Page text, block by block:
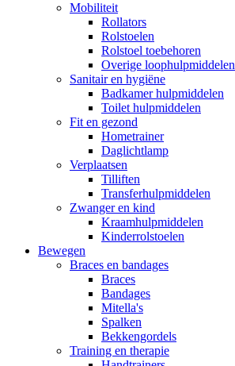
Mobiliteit
Rollators
Rolstoelen
Rolstoel toebehoren
Overige loophulpmiddelen
Sanitair en hygiëne
Badkamer hulpmiddelen
Toilet hulpmiddelen
Fit en gezond
Hometrainer
Daglichtlamp
Verplaatsen
Tilliften
Transferhulpmiddelen
Zwanger en kind
Kraamhulpmiddelen
Kinderrolstoelen
Bewegen
Braces en bandages
Braces
Bandages
Mitella's
Spalken
Bekkengordels
Training en therapie